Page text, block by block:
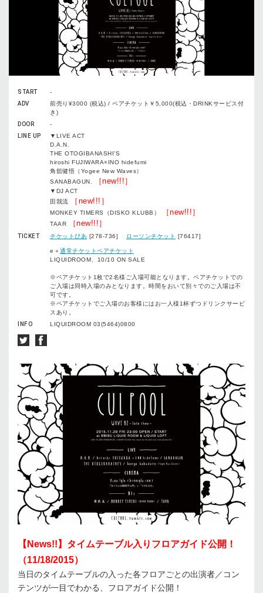
START
-
ADV
前売り¥3000 (税込) / ペアチケット￥5,000(税込・DRINKサービス付
き)
DOOR
-
LINE UP
▼LIVE ACT
D.A.N.
THE OTOGIBANASHI’S
hiroshi FUJIWARA×INO hidefumi
角舘健悟（Yogee New Waves）
SANABAGUN.
［new!!!］
▼DJ ACT
田我流
［new!!!］
MONKEY TIMERS（DISKO KLUBB） ［new!!!］
TAAR ［new!!!］
TICKET チケットぴあ [278-736] ローソンチケット [76417]
e＋通常チケットペアチケット
LIQUIDROOM、10/10 ON SALE
※ペアチケット1枚で2名様ご入場可能となります。ペアチケットでの
ご入場は同時入場のみとなります。時間をおいて別々でのご入場は不
可です。
※ペアチケットでご入場のお客様にはお一人様1杯ずつドリンクサービ
スあり。
INFO
LIQUIDROOM 03(5464)0800
【News!!】タイムテーブル入りフロアガイド公開！
（11/18/2015）
当日のタイムテーブルの入った各フロアごとの出演者／コン
テンツが一目でわかる、フロアガイド公開！